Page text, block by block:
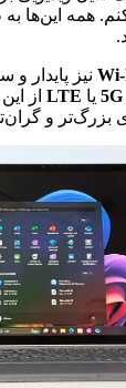
همه این‌ها
نیز پایدار
5G یا LTE از
بزرگ‌تر و